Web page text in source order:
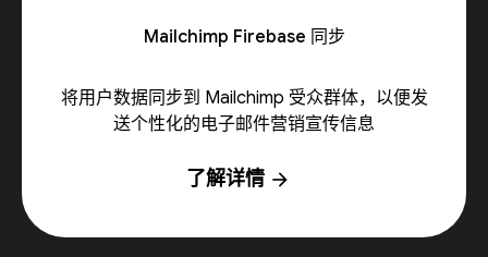
Mailchimp Firebase 同步
将用户数据同步到 Mailchimp 受众群体，以便发
送个性化的电子邮件营销宣传信息
了解详情 arrow_forward